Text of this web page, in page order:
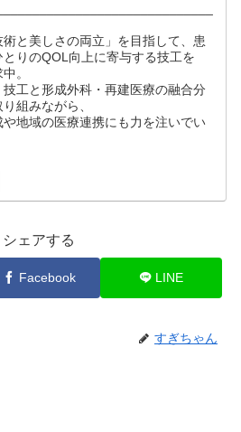
術と美しさの両立」を目指して、患
とりのQOL向上に寄与する技工を
。
技工と形成外科・再建医療の融合分
組みながら、
や地域の医療連携にも力を注いでい
シェアする
Facebook LINE
すぎちゃん